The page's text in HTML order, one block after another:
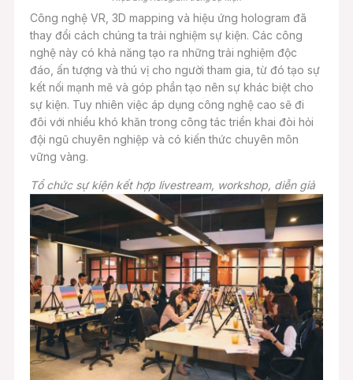
Công nghệ VR, 3D mapping và hiệu ứng hologram đã
thay đổi cách chúng ta trải nghiệm sự kiện. Các công
nghệ này có khả năng tạo ra những trải nghiệm độc
đáo, ấn tượng và thú vị cho người tham gia, từ đó tạo sự
kết nối mạnh mẽ và góp phần tạo nên sự khác biệt cho
sự kiện. Tuy nhiên việc áp dụng công nghệ cao sẽ đi
đôi với nhiều khó khăn trong công tác triển khai đòi hỏi
đội ngũ chuyên nghiệp và có kiến thức chuyên môn
vững vàng.
Tổ chức sự kiện kết hợp livestream, workshop, diễn giả